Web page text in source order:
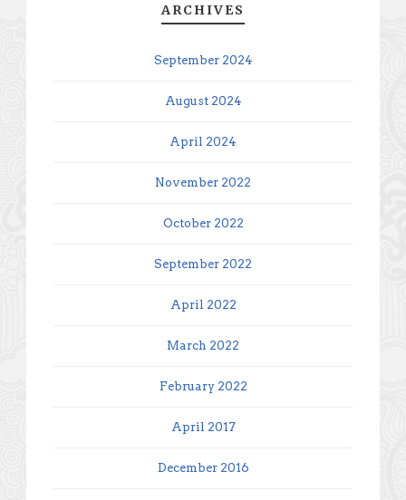
ARCHIVES
September 2024
August 2024
April 2024
November 2022
October 2022
September 2022
April 2022
March 2022
February 2022
April 2017
December 2016